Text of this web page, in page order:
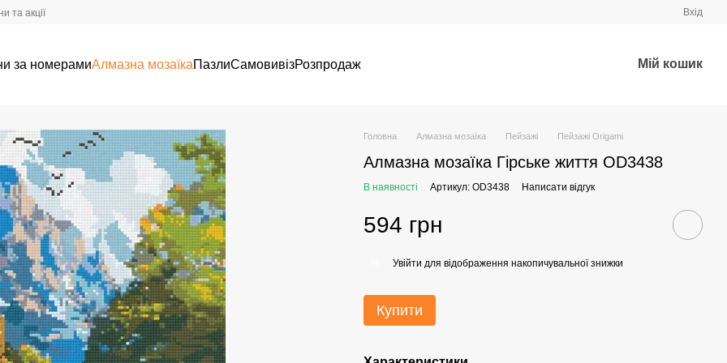
та акції Вхід
за номерамиАлмазна мозаїкаПазлиСамовивізРозпродаж Мій кошик
Головна Алмазна мозаїка Пейзажі Пейзажі Origami
Алмазна мозаїка Гірське життя OD3438
В наявності Артикул: OD3438 Написати відгук
594 грн
Увійти для відображення накопичувальної знижки
Купити